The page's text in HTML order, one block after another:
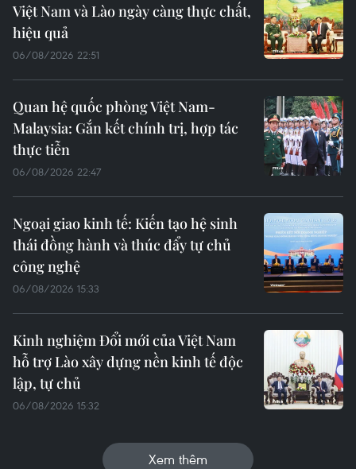
Việt Nam và Lào ngày càng thực chất,
hiệu quả
06/08/2026 22:51
Quan hệ quốc phòng Việt Nam-
Malaysia: Gắn kết chính trị, hợp tác
thực tiễn
06/08/2026 22:47
Ngoại giao kinh tế: Kiến tạo hệ sinh
thái đồng hành và thúc đẩy tự chủ
công nghệ
06/08/2026 15:33
Kinh nghiệm Đổi mới của Việt Nam
hỗ trợ Lào xây dựng nền kinh tế độc
lập, tự chủ
06/08/2026 15:32
Xem thêm